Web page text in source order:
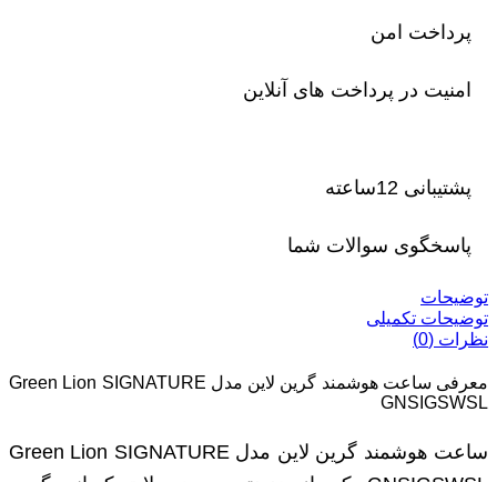
پرداخت امن
امنیت در پرداخت های آنلاین
پشتیبانی 12ساعته
پاسخگوی سوالات شما
توضیحات
توضیحات تکمیلی
نظرات (0)
معرفی ساعت هوشمند گرین لاین مدل Green Lion SIGNATURE
GNSIGSWSL
ساعت هوشمند گرین لاین مدل Green Lion SIGNATURE